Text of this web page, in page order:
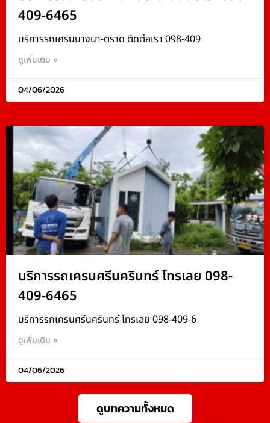
409-6465
บริการรถเครนบางนา-ตราด ติดต่อเรา 098-409
ดูเพิ่มเติม »
04/06/2026
บริการรถเครนศรีนครินทร์ โทรเลย 098-
409-6465
บริการรถเครนศรีนครินทร์ โทรเลย 098-409-6
ดูเพิ่มเติม »
04/06/2026
ดูบทความทั้งหมด